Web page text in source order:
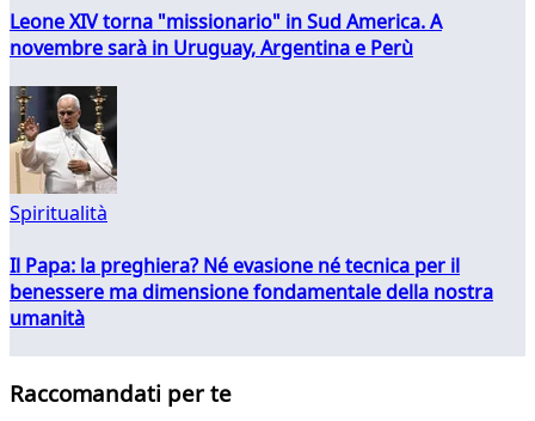
Leone XIV torna "missionario" in Sud America. A
novembre sarà in Uruguay, Argentina e Perù
Spiritualità
Il Papa: la preghiera? Né evasione né tecnica per il
benessere ma dimensione fondamentale della nostra
umanità
Raccomandati per te